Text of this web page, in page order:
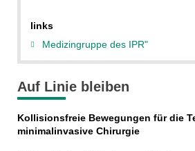
links
Medizingruppe des IPR"
Auf Linie bleiben
Kollisionsfreie Bewegungen für die
minimalinvasive Chirurgie